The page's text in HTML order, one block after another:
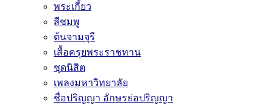
พระเกี้ยว
สีชมพู
ต้นจามจุรี
เสื้อครุยพระราชทาน
ชุดนิสิต
เพลงมหาวิทยาลัย
ชื่อปริญญา อักษรย่อปริญญา